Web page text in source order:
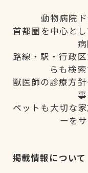
動物病院
首都圏を中心と
路線・駅・行政
らも検
獣医師の診療方
ペットも大切な
ーを
掲載情報について